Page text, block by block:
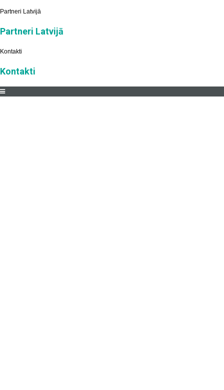
Partneri Latvijā
Partneri Latvijā
Kontakti
Kontakti